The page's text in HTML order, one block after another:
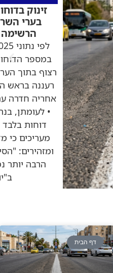
זינוק
בערי
הרשימה
במספר
רצוף בתוך
דוחות
מעריכים כי
ומזהירים:
הרבה יותר
דף הבית